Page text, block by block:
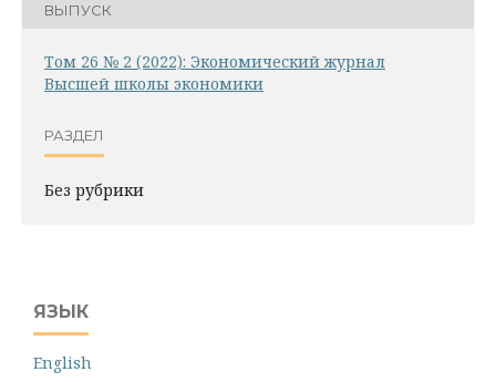
ВЫПУСК
Том 26 № 2 (2022): Экономический журнал
Высшей школы экономики
РАЗДЕЛ
Без рубрики
ЯЗЫК
English